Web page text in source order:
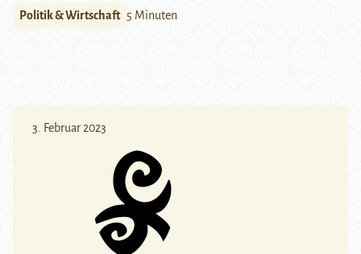
Politik & Wirtschaft 5 Minuten
3. Februar 2023